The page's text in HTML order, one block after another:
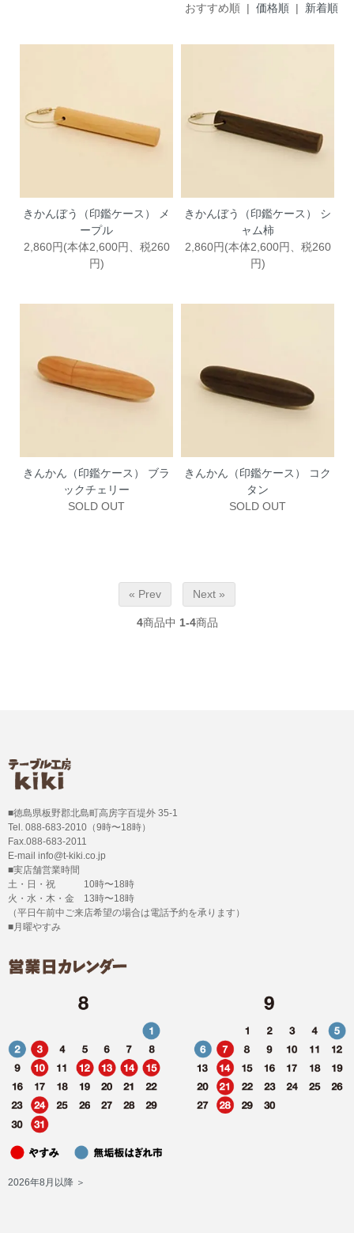
おすすめ順 | 価格順 | 新着順
きかんぼう（印鑑ケース） メ
ープル
2,860円(本体2,600円、税260
円)
きかんぼう（印鑑ケース） シ
ャム柿
2,860円(本体2,600円、税260
円)
きんかん（印鑑ケース） ブラ
ックチェリー
SOLD OUT
きんかん（印鑑ケース） コク
タン
SOLD OUT
« Prev Next »
4商品中 1-4商品
■徳島県板野郡北島町高房字百堤外 35-1
Tel. 088-683-2010（9時〜18時）
Fax.088-683-2011
E-mail info@t-kiki.co.jp
■実店舗営業時間
土・日・祝 10時〜18時
火・水・木・金 13時〜18時
（平日午前中ご来店希望の場合は電話予約を承ります）
■月曜やすみ
2026年8月以降 ＞